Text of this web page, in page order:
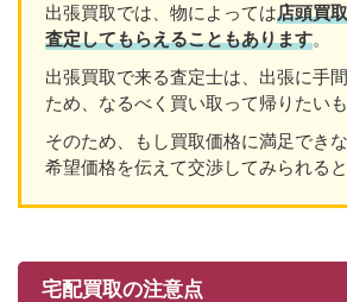
出張買取では、物によっては店頭買
査定してもらえることもあります。
出張買取で来る査定士は、出張に手
ため、なるべく買い取って帰りたいも
そのため、もし買取価格に満足できな
希望価格を伝えて交渉してみられると
宅配買取の注意点